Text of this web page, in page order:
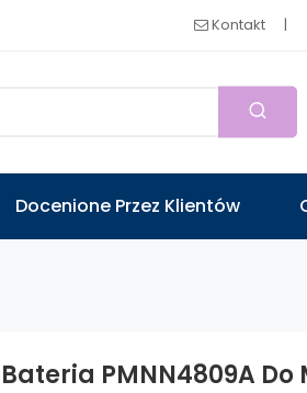
Kontakt
Docenione Przez Klientów
Bateria PMNN4809A Do